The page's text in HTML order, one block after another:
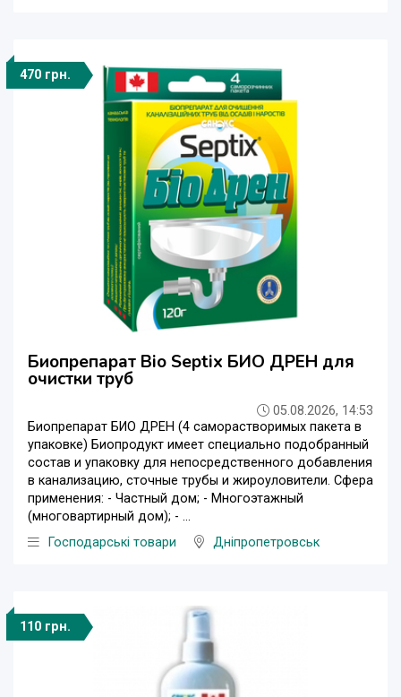
470 грн.
Биопрепарат Bio Septix БИО ДРЕН для
очистки труб
05.08.2026, 14:53
Биопрепарат БИО ДРЕН (4 саморастворимых пакета в
упаковке) Биопродукт имеет специально подобранный
состав и упаковку для непосредственного добавления
в канализацию, сточные трубы и жироуловители. Сфера
применения: - Частный дом; - Многоэтажный
(многовартирный дом); - ...
Господарські товари
Дніпропетровськ
110 грн.